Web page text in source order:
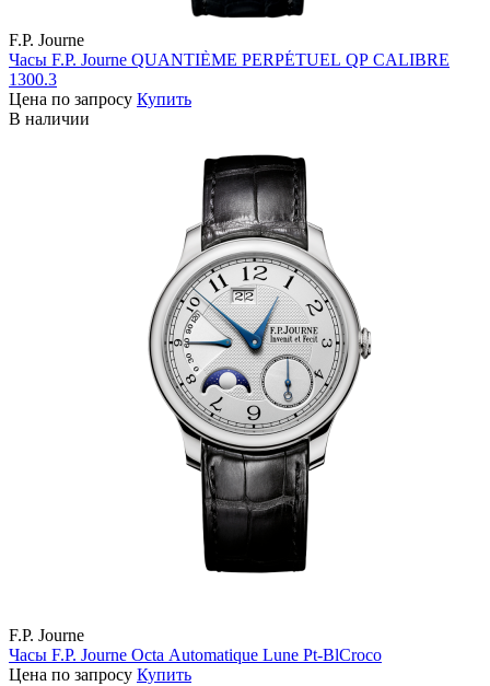
F.P. Journe
Часы F.P. Journe QUANTIÈME PERPÉTUEL QP CALIBRE
1300.3
Цена по запросу Купить
В наличии
F.P. Journe
Часы F.P. Journe Octa Automatique Lune Pt-BlCroco
Цена по запросу Купить